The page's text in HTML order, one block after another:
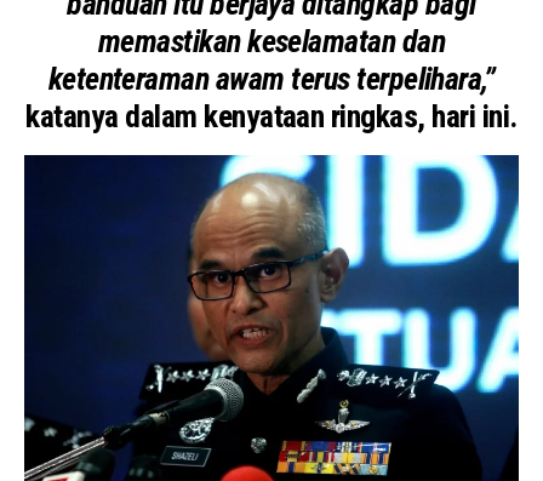
memastikan keselamatan dan
ketenteraman awam terus terpelihara,”
katanya dalam kenyataan ringkas, hari ini.